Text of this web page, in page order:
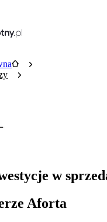
w
Aforta